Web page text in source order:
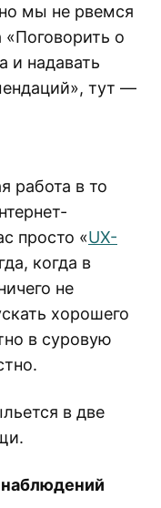
мы не рвемся
о
и надавать
тут —
работа в то
просто «UX-
когда в
не
хорошего
в суровую
в две
наблюдений